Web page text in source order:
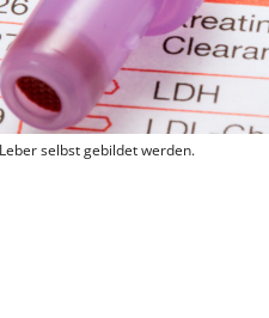
selbst gebildet werden.